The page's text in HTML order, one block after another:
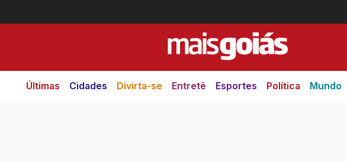
Últimas Cidades Divirta-se Entretê Esportes Política Mundo